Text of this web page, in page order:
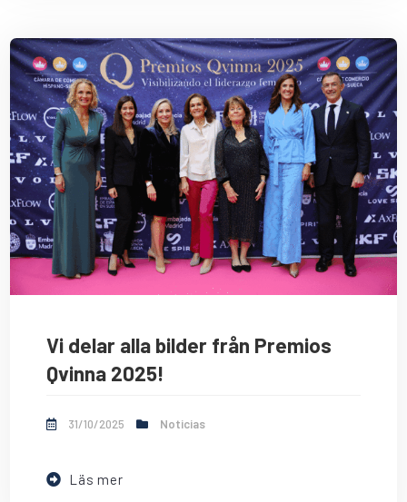
Vi delar alla bilder från Premios
Qvinna 2025!
31/10/2025 Noticias
Läs mer